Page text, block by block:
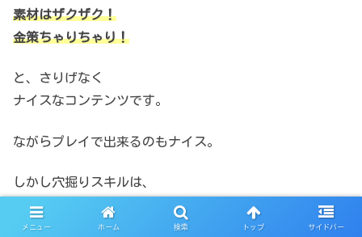
素材はザクザク！
金策ちゃりちゃり！
と、さりげなく
ナイスなコンテンツです。
ながらプレイで出来るのもナイス。
しかし穴掘りスキルは、
ゼロから上げるのはとても大変
メニュー ホーム 検索 トップ サイドバー